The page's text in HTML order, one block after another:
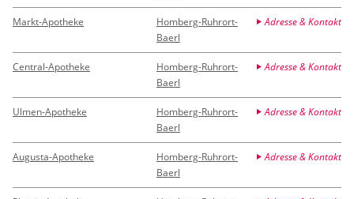
Markt-Apotheke
Homberg-Ruhrort-
Baerl
Adresse & Kontakt
Central-Apotheke
Homberg-Ruhrort-
Baerl
Adresse & Kontakt
Ulmen-Apotheke
Homberg-Ruhrort-
Baerl
Adresse & Kontakt
Augusta-Apotheke
Homberg-Ruhrort-
Baerl
Adresse & Kontakt